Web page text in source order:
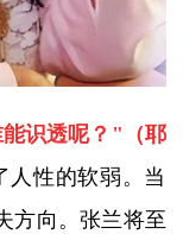
识透呢？ " （耶
人性的软弱。当
方向。张兰将至